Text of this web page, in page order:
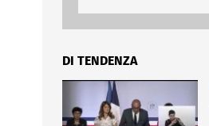
DI TENDENZA